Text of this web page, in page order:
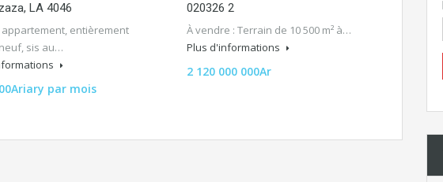
LA 4046
appartement, entièrement
sis au…
par mois
020326 2
À vendre : Terrain de 10 500 m² à…
Plus d'informations
2 120 000 000Ar